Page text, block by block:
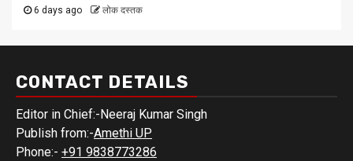
6 days ago लोक दस्तक
CONTACT DETAILS
Editor in Chief:-Neeraj Kumar Singh
Publish from:-Amethi UP
Phone:- +91 9838773286